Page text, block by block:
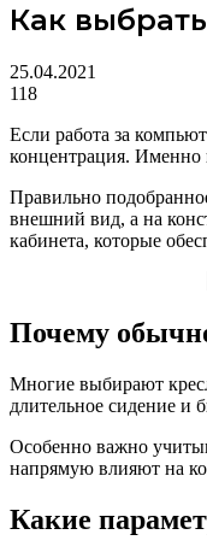
Как
25.04.2021
118
Если работа за
концентрация. Именно
Правильно
внешний вид, а на
кабинета, которые
Почему
Многие выбирают
длительное сидение и
Особенно важно
напрямую влияют на
Какие